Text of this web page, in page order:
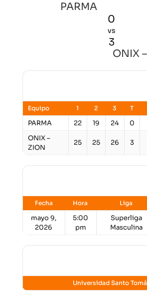
PARMA
0
vs
3
ONIX
Equipo 1 2 3 T
PARMA 22 19 24 0
ONIX –
ZION
25 25 26 3
Fecha Hora Liga
mayo 9,
2026
5:00
pm
Superliga
Masculina
Universidad Santo